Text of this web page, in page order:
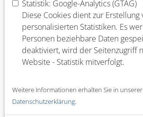
Abgeschlossenes Studium (Fach)
Laufendes Studium (Fach)
Statistik: Google-Analytics (GTAG)
Diese Cookies dient zur Erstellung
personalisierten Statistiken. Es
Personen beziehbare Daten
deaktiviert, wird der Seitenzugriff
Website - Statistik mitverfolgt.
Weitere Informationen erhalten Sie in unserer
Datenschutzerklärung.